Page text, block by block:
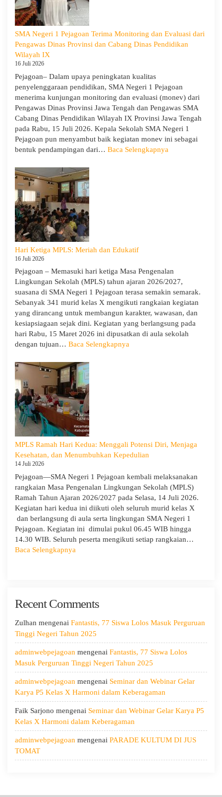
Karakter,
Wawasan,
dan
Kepedulian
Lingkungan
SMA Negeri 1 Pejagoan Terima Monitoring dan Evaluasi dari
Pengawas Dinas Provinsi dan Cabang Dinas Pendidikan
Wilayah IX
16 Juli 2026
Pejagoan– Dalam upaya peningkatan kualitas
penyelenggaraan pendidikan, SMA Negeri 1 Pejagoan
menerima kunjungan monitoring dan evaluasi (monev) dari
Pengawas Dinas Provinsi Jawa Tengah dan Pengawas SMA
Cabang Dinas Pendidikan Wilayah IX Provinsi Jawa Tengah
pada Rabu, 15 Juli 2026. Kepala Sekolah SMA Negeri 1
Pejagoan pun menyambut baik kegiatan monev ini sebagai
bentuk pendampingan dari… Baca Selengkapnya
Provinsi
dan
Cabang
Dinas
Pendidikan
Wilayah
IX
Hari Ketiga MPLS: Meriah dan Edukatif
16 Juli 2026
Pejagoan – Memasuki hari ketiga Masa Pengenalan
Lingkungan Sekolah (MPLS) tahun ajaran 2026/2027,
suasana di SMA Negeri 1 Pejagoan terasa semakin semarak.
Sebanyak 341 murid kelas X mengikuti rangkaian kegiatan
yang dirancang untuk membangun karakter, wawasan, dan
kesiapsiagaan sejak dini. Kegiatan yang berlangsung pada
hari Rabu, 15 Maret 2026 ini dipusatkan di aula sekolah
dengan tujuan… Baca Selengkapnya
MPLS Ramah Hari Kedua: Menggali Potensi Diri, Menjaga
Kesehatan, dan Menumbuhkan Kepedulian
14 Juli 2026
Pejagoan—SMA Negeri 1 Pejagoan kembali melaksanakan
rangkaian Masa Pengenalan Lingkungan Sekolah (MPLS)
Ramah Tahun Ajaran 2026/2027 pada Selasa, 14 Juli 2026.
Kegiatan hari kedua ini diikuti oleh seluruh murid kelas X
dan berlangsung di aula serta lingkungan SMA Negeri 1
Pejagoan. Kegiatan ini dimulai pukul 06.45 WIB hingga
14.30 WIB. Seluruh peserta mengikuti setiap rangkaian…
Baca Selengkapnya
Menggali
Diri,
Menjaga
Kesehatan,
dan
Menumbuhkan
Kepedulian
Recent Comments
Zulhan mengenai Fantastis, 77 Siswa Lolos Masuk Perguruan
Tinggi Negeri Tahun 2025
adminwebpejagoan mengenai Fantastis, 77 Siswa Lolos
Masuk Perguruan Tinggi Negeri Tahun 2025
adminwebpejagoan mengenai Seminar dan Webinar Gelar
Karya P5 Kelas X Harmoni dalam Keberagaman
Faik Sarjono mengenai Seminar dan Webinar Gelar Karya P5
Kelas X Harmoni dalam Keberagaman
adminwebpejagoan mengenai PARADE KULTUM DI JUS
TOMAT